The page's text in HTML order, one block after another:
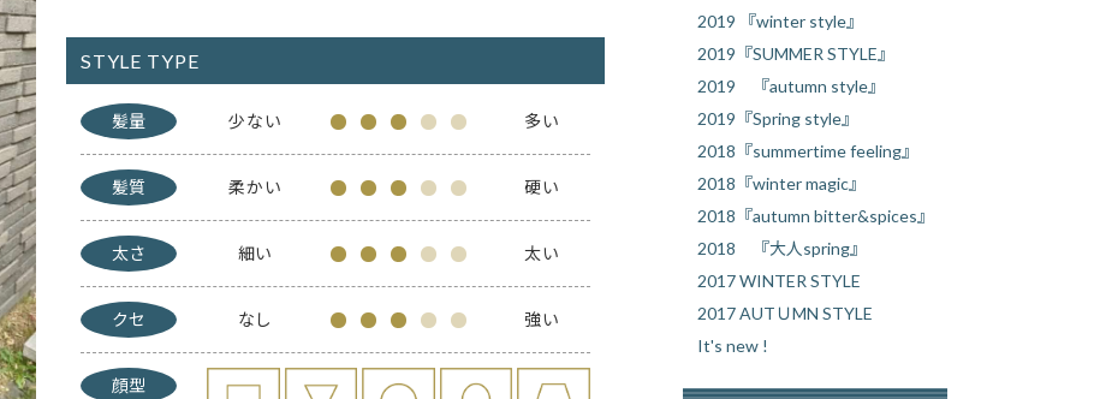
STYLE TYPE
髪量 少ない 多い
髪質 柔かい 硬い
太さ 細い 太い
クセ なし 強い
顔型
2019 『winter style』
2019『SUMMER STYLE』
2019 『autumn style』
2019『Spring style』
2018『summertime feeling』
2018『winter magic』
2018『autumn bitter&spices』
2018 『大人spring』
2017 WINTER STYLE
2017 AUTＵMN STYLE
It's new !